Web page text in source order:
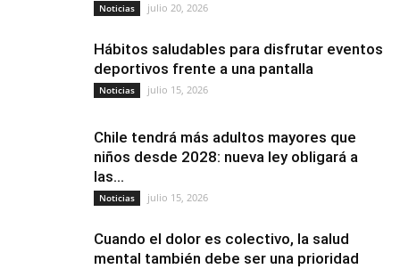
Noticias julio 20, 2026
Hábitos saludables para disfrutar eventos
deportivos frente a una pantalla
Noticias julio 15, 2026
Chile tendrá más adultos mayores que
niños desde 2028: nueva ley obligará a
las...
Noticias julio 15, 2026
Cuando el dolor es colectivo, la salud
mental también debe ser una prioridad